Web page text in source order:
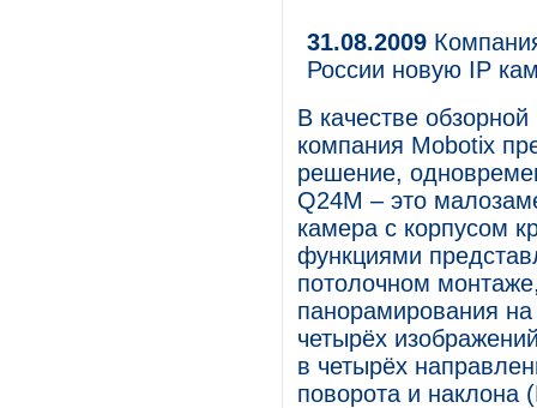
31.08.2009
России новую IP
В качестве
компания Mobotix
решение,
Q24M – это
камера с корпусом
функциями
потолочном
панорамирования
четырёх
в четырёх
поворота и наклона